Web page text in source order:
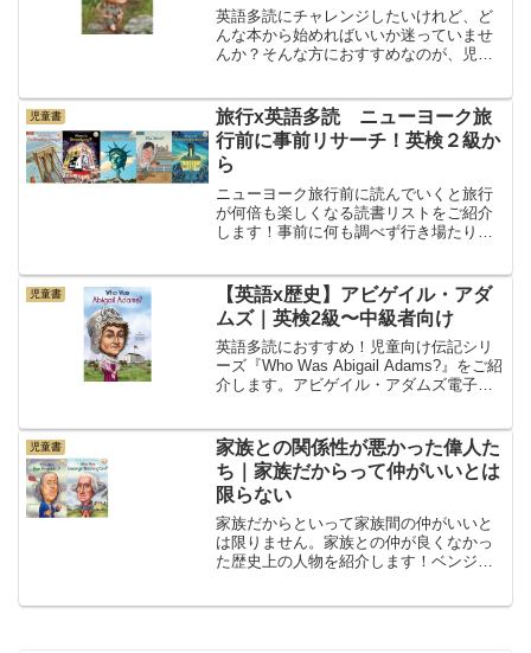
英語多読にチャレンジしたいけれど、ど
んな本から始めればいいか迷っていませ
んか？そんな方におすすめなのが、児童
いて、英語力を高めながら歴史を学べる
のが特徴のシリー...
児童書
旅行x英語多読 ニューヨーク旅
行前に事前リサーチ！英検２級か
ら
ニューヨーク旅行前に読んでいくと旅行
が何倍も楽しくなる読書リストをご紹介
します！事前に何も調べず行き場たりば
濃厚に使えたりします。ニューヨークに
行くなら押さえておきたい...
児童書
【英語x歴史】アビゲイル・アダ
ムズ｜英検2級〜中級者向け
英語多読におすすめ！児童向け伝記シリ
ーズ『Who Was Abigail Adams?』をご紹
介します。アビゲイル・アダムズ電子書
してみてください！レベルと難易度...
児童書
家族との関係性が悪かった偉人た
ち｜家族だからって仲がいいとは
限らない
家族だからといって家族間の仲がいいと
は限りません。家族との仲が良くなかっ
た歴史上の人物を紹介します！ベンジャ